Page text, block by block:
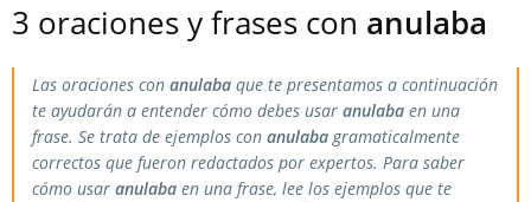
3 oraciones y frases con anulaba
Las oraciones con anulaba que te presentamos a continuación
te ayudarán a entender cómo debes usar anulaba en una
frase. Se trata de ejemplos con anulabagramaticalmente
correctos que fueron redactados por expertos. Para saber
cómo usar anulaba en una frase, lee los ejemplos que te